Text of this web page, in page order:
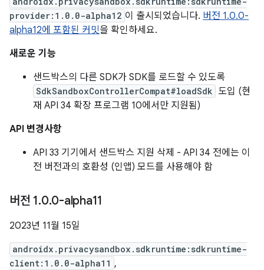
provider:1.0.0-alpha12 이 출시되었습니다. 버전 1.0.0-
alpha12에 포함된 커밋을 확인하세요.
새로운 기능
샌드박스의 다른 SDK가 SDK를 로드할 수 있도록
SdkSandboxControllerCompat#loadSdk 도입 (현
재 API 34 확장 프로그램 10에서만 지원됨)
API 변경사항
API 33 기기에서 샌드박스 지원 삭제 - API 34 전에는 이
전 버전과의 호환성 (인앱) 모드를 사용해야 함
버전 1.0.0-alpha11
2023년 11월 15일
androidx.privacysandbox.sdkruntime:sdkruntime-
client:1.0.0-alpha11 ,